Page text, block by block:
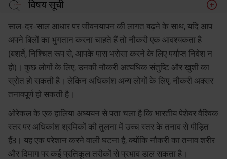
विषय सूची
हमें काम के तनाव से निपटने की ज़रूरत क्यों है?
नौकरी के तनाव को दूर करने के उपाय
निष्कर्ष
साल-दर-साल आधार पर जीवनयापन की लागत बढ़ने के साथ, यदि आप
अपने बिलों का भुगतान करना चाहते हैं तो नौकरी एक आवश्यकता है
(बशर्ते, निश्चित रूप से, आपके पास भरोसा करने के लिए पर्याप्त निवेश न
हो)। कुछ लोगों के लिए, उनकी नौकरी अत्यधिक संतुष्टि और खुशी का
स्रोत हो सकती है। लेकिन अधिकांश अन्य लोगों के लिए, नौकरी अक्सर
तनावपूर्ण हो सकती है।
ओरेकल के एक हालिया अध्ययन से पता चला है कि भारतीय पेशेवर वैश्विक
स्तर पर अधिकांश श्रमिकों की तुलना में उच्च स्तर के तनाव से पीड़ित
हैं3। यह एक परेशान करने वाली घटना है, क्योंकि नौकरी का तनाव शरीर
और दिमाग पर कई प्रतिकूल तरीकों से प्रभाव डाल सकता है।